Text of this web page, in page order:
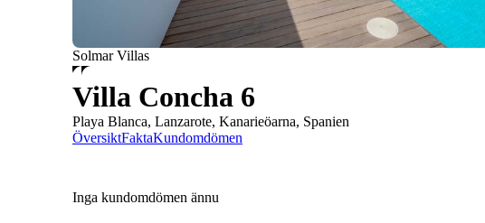
Solmar Villas
Villa Concha 6
Playa Blanca, Lanzarote, Kanarieöarna, Spanien
ÖversiktFaktaKundomdömen
Inga kundomdömen ännu